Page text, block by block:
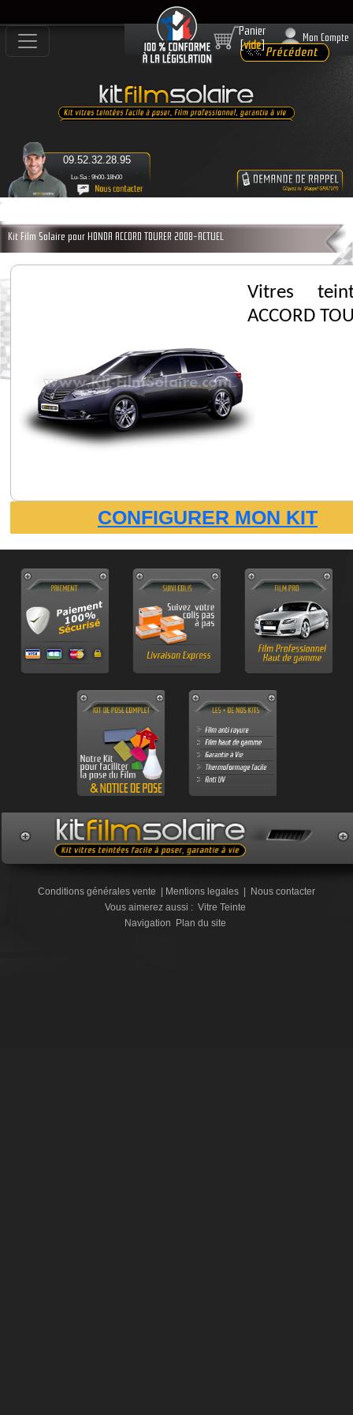
Lu-Sa : 9h00-18h00
09.52.32.28.95
Panier
[vide]
Mon Compte
Kit Film Solaire pour HONDA ACCORD TOURER 2008-ACTUEL
Vitres
ACCORD
CONFIGURER MON KIT
Conditions générales vente | Mentions legales | Nous contacter
Vous aimerez aussi : Vitre Teinte
Navigation Plan du site